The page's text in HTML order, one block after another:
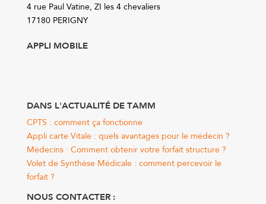
4 rue Paul Vatine, ZI les 4 chevaliers
17180 PERIGNY
APPLI MOBILE
DANS L'ACTUALITÉ DE TAMM
CPTS : comment ça fonctionne
Appli carte Vitale : quels avantages pour le médecin ?
Médecins : Comment obtenir votre forfait structure ?
Volet de Synthèse Médicale : comment percevoir le
forfait ?
NOUS CONTACTER :